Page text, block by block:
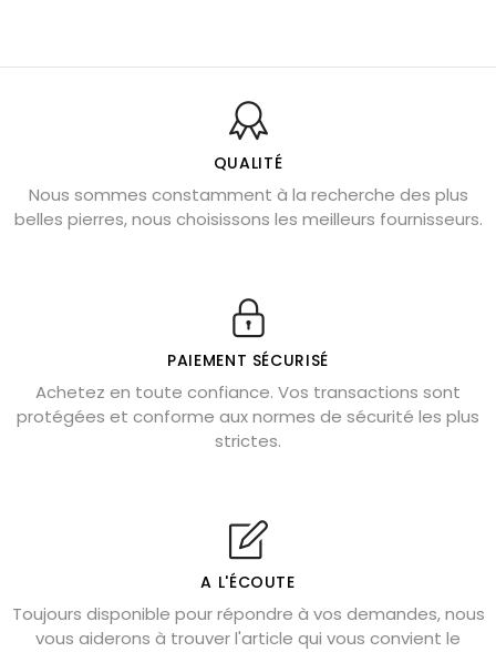
Bienfaits de la sélénite – pierre des anges
L’améthyste est-elle faite pour moi ?
Chrysocolle : pierre apaisante
Obsidienne dorée : vertus et signification
Véritable citrine naturelle non chauffée
Où placer la citrine dans la maison
Cornaline : propriétés magiques
Capricorne : quelles pierres choisir
Shungite : purification et protection
Bagues en labradorite argent 925
Lapis lazuli : propriétés et précautions
QUALITÉ
Nous sommes constamment à la recherche des plus
belles pierres, nous choisissons les meilleurs fournisseurs.
PAIEMENT SÉCURISÉ
Achetez en toute confiance. Vos transactions sont
protégées et conforme aux normes de sécurité les plus
strictes.
A L'ÉCOUTE
Toujours disponible pour répondre à vos demandes, nous
vous aiderons à trouver l'article qui vous convient le